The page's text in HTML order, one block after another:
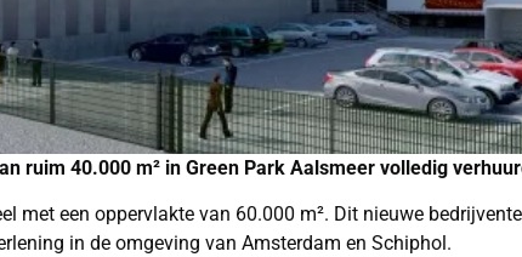
ruim 40.000 m² in Green Park Aalsmeer volledig
met een oppervlakte van 60.000 m². Dit nieuwe
in de omgeving van Amsterdam en Schiphol.